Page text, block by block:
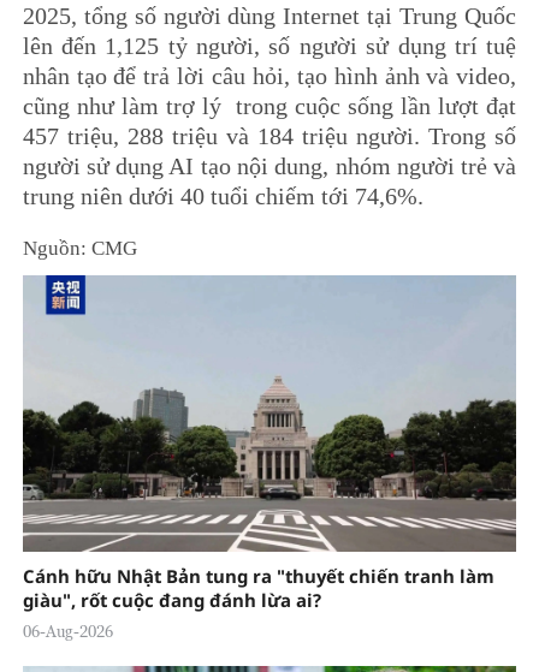
2025, tổng số người dùng Internet tại Trung Quốc
lên đến 1,125 tỷ người, số người sử dụng trí tuệ
nhân tạo để trả lời câu hỏi, tạo hình ảnh và video,
cũng như làm trợ lý trong cuộc sống lần lượt đạt
457 triệu, 288 triệu và 184 triệu người. Trong số
người sử dụng AI tạo nội dung, nhóm người trẻ và
trung niên dưới 40 tuổi chiếm tới 74,6%.
Nguồn: CMG
Cánh hữu Nhật Bản tung ra "thuyết chiến tranh làm
giàu", rốt cuộc đang đánh lừa ai?
06-Aug-2026